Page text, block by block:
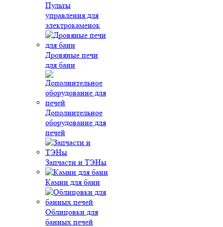
Пульты
управления для
электрокаменок
Дровяные печи
для бани
Дополнительное
оборудование для
печей
Запчасти и ТЭНы
Камни для бани
Облицовки для
банных печей